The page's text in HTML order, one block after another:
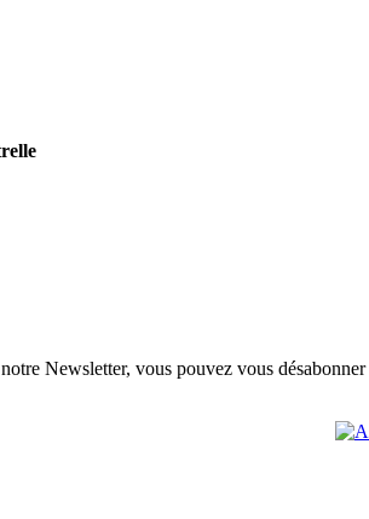
Newsletter, vous pouvez vous